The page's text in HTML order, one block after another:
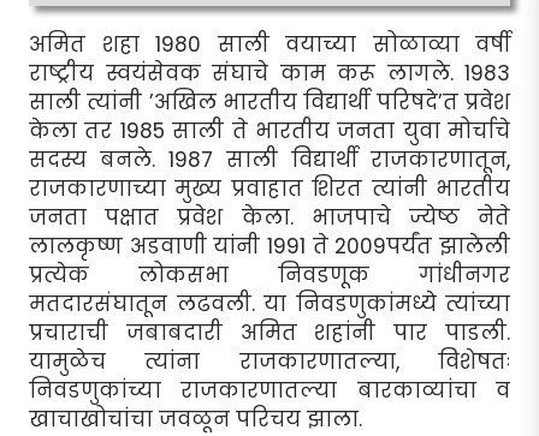
अमित शहा 1980 साली वयाच्या सोळाव्या वर्षी
राष्ट्रीय स्वयंसेवक संघाचे काम करू लागले. 1983
साली त्यांनी ’अखिल भारतीय विद्यार्थी परिषदे’त प्रवेश
केला तर 1985 साली ते भारतीय जनता युवा मोर्चाचे
सदस्य बनले. 1987 साली विद्यार्थी राजकारणातून,
राजकारणाच्या मुख्य प्रवाहात शिरत त्यांनी भारतीय
जनता पक्षात प्रवेश केला. भाजपाचे ज्येष्ठ नेते
लालकृष्ण अडवाणी यांनी 1991 ते 2009पर्यंत झालेली
प्रत्येक लोकसभा निवडणूक गांधीनगर
मतदारसंघातून लढवली. या निवडणुकांमध्ये त्यांच्या
प्रचाराची जबाबदारी अमित शहांनी पार पाडली.
यामुळेच त्यांना राजकारणातल्या, विशेषतः
निवडणुकांच्या राजकारणातल्या बारकाव्यांचा व
खाचाखोचांचा जवळून परिचय झाला.